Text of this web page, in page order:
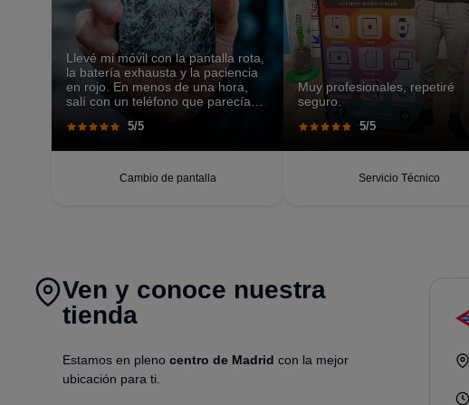
Llevé mi móvil con la pantalla rota,
la batería exhausta y la paciencia
en rojo. En menos de una hora,
salí con un teléfono que parecía
perfecta, respuesta táctil
5/5
Cambio de pantalla
Muy profesionales, repetiré
seguro.
5/5
Servicio Técnico
Ven y conoce nuestra
tienda
Estamos en pleno centro de Madrid con la mejor
ubicación para ti.